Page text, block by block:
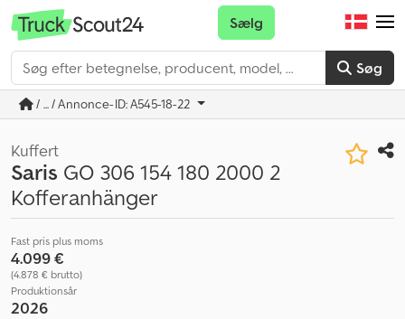
Søg
Sælg
/ ... / Annonce-ID: A545-18-22
Kuffert
Saris GO 306 154 180 2000 2
Kofferanhänger
Fast pris plus moms
4.099 €
(4.878 € brutto)
Produktionsår
2026